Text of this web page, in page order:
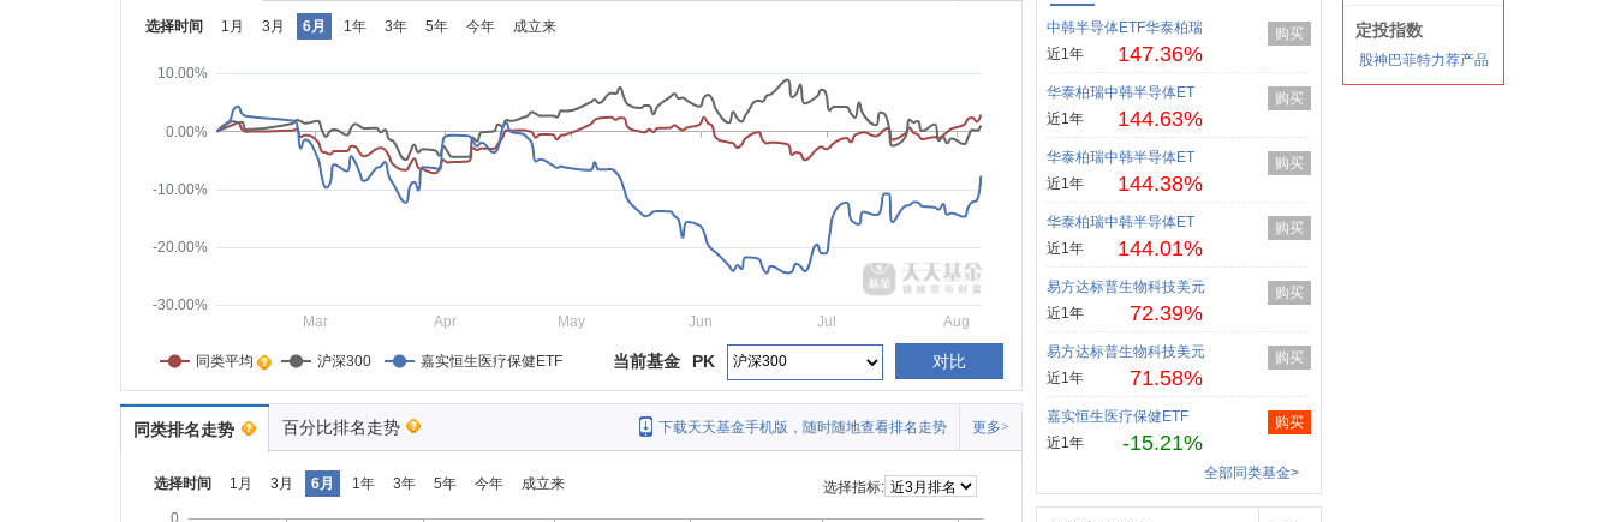
选择时间 1月 3月 6月 1年 3年 5年 今年 成立来
-30.00%
-20.00%
-10.00%
0.00%
10.00%
Mar Apr May Jun Jul Aug
同类平均 沪深300 嘉实恒生医疗保健ETF 对比
PK
当前基金
同类排名走势 百分比排名走势 更多>
下载天天基金手机版，随时随地查看排名走势
选择时间 1月 3月 6月 1年 3年 5年 今年 成立来
选择指标:
0
中韩半导体ETF华泰柏瑞
近1年
147.36%
购买
华泰柏瑞中韩半导体ET
近1年
144.63%
购买
华泰柏瑞中韩半导体ET
近1年
144.38%
购买
华泰柏瑞中韩半导体ET
近1年
144.01%
购买
易方达标普生物科技美元
近1年
72.39%
购买
易方达标普生物科技美元
近1年
71.58%
购买
嘉实恒生医疗保健ETF
近1年
-15.21%
购买
全部同类基金>